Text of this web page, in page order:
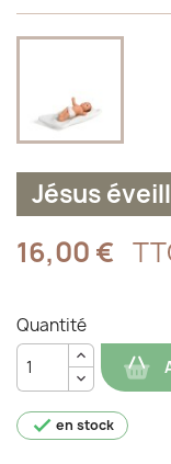
Jésus
16,00 €
Quantité
 en stock